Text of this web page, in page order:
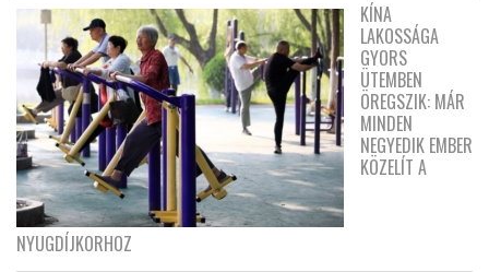
KÍNA
LAKOSSÁGA
GYORS
ÜTEMBEN
ÖREGSZIK: MÁR
MINDEN
NEGYEDIK EMBER
KÖZELÍT A
NYUGDÍJKORHOZ